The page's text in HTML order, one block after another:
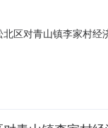
北区对青山镇李家村
村经济合作社4栋温
1